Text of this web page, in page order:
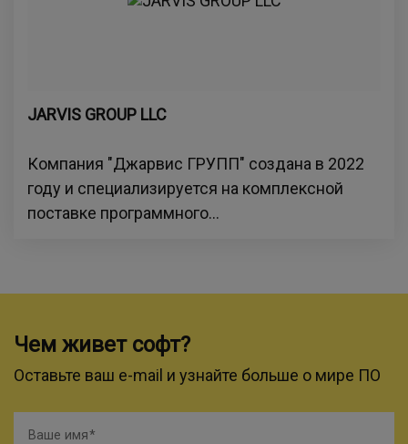
JARVIS GROUP LLC
Компания "Джарвис ГРУПП" создана в 2022
году и специализируется на комплексной
поставке программного...
Чем живет софт?
Оставьте ваш e-mail и узнайте больше о мире ПО
Ваше имя